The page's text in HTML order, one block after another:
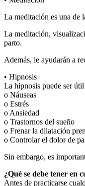
La meditación es una de
La meditación,
parto.
Además, le ayudarán a
• Hipnosis
La hipnosis puede ser
o Náuseas
o Estrés
o Ansiedad
o Trastornos del sueño
o Frenar la dilatación
o Controlar el dolor de
Sin embargo, es
¿Qué se debe tener en
Antes de practicarse